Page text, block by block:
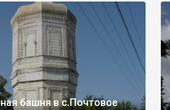
башня в с.Почтовое